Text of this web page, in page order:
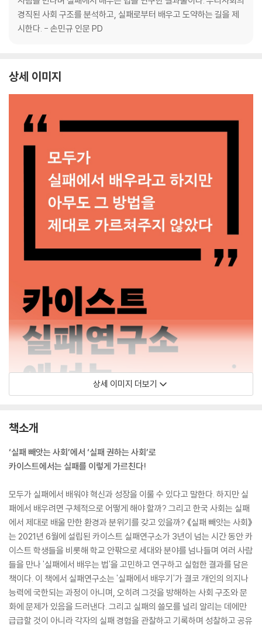
경직된 사회 구조를 분석하고, 실패로부터 배우고 도약하는 길을 제
시한다. - 손민규 인문 PD
상세 이미지
상세 이미지 더보기
책소개
‘실패 빼앗는 사회’에서 ‘실패 권하는 사회’로
카이스트에서는 실패를 이렇게 가르친다!
모두가 실패에서 배워야 혁신과 성장을 이룰 수 있다고 말한다. 하지만 실
패에서 배우려면 구체적으로 어떻게 해야 할까? 그리고 한국 사회는 실패
에서 제대로 배울 만한 환경과 분위기를 갖고 있을까? 《실패 빼앗는 사회》
는 2021년 6월에 설립된 카이스트 실패연구소가 3년이 넘는 시간 동안 카
이스트 학생들을 비롯해 학교 안팎으로 세대와 분야를 넘나들며 여러 사람
들을 만나 '실패에서 배우는 법'을 고민하고 연구하고 실험한 결과를 담은
책이다. 이 책에서 실패연구소는 '실패에서 배우기'가 결코 개인의 의지나
능력에 국한되는 과정이 아니며, 오히려 그것을 방해하는 사회 구조와 문
화에 문제가 있음을 드러낸다. 그리고 실패의 쓸모를 널리 알리는 데에만
급급할 것이 아니라 각자의 실패 경험을 관찰하고 기록하며 성찰하고 공유